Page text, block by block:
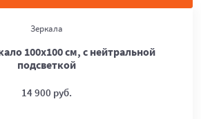
Зеркала
100х100 см, с нейтральной
подсветкой
14 900 руб.